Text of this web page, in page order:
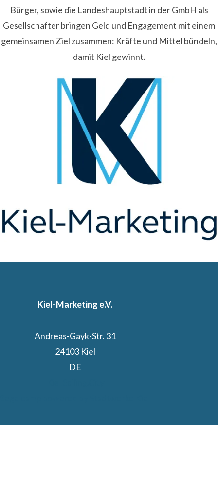
Bürger, sowie die Landeshauptstadt in der GmbH als
Gesellschafter bringen Geld und Engagement mit einem
gemeinsamen Ziel zusammen: Kräfte und Mittel bündeln,
damit Kiel gewinnt.
Kiel-Marketing e.V.
Andreas-Gayk-Str. 31
24103 Kiel
DE